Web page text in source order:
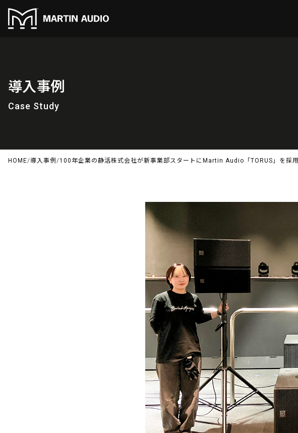
導入事例
Case Study
HOME/導入事例 /100年企業の静活株式会社が新事業部スタートにMartin Audio「TORUS」を採用